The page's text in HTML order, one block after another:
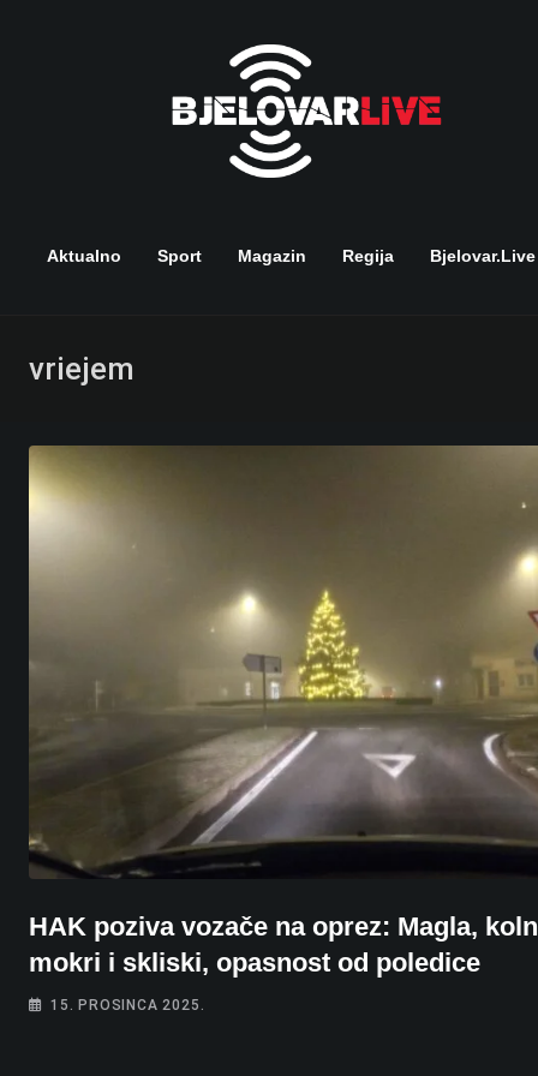
Aktualno Sport Magazin Regija Bjelovar.live
vriejem
HAK poziva vozače na oprez: Magla,
mokri i skliski, opasnost od poledice
15. PROSINCA 2025.